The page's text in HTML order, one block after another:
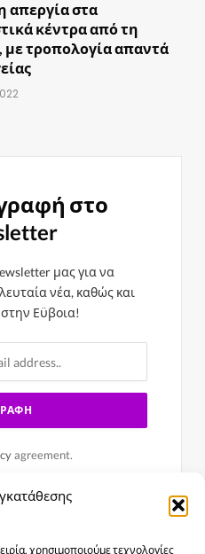
χρησιμοποιούμε τεχνολογίες
απεργία στα
κέντρα από τη
με τροπολογία απαντά
στο
μας για να
νέα, καθώς και
Εϋβοια!
agreement.